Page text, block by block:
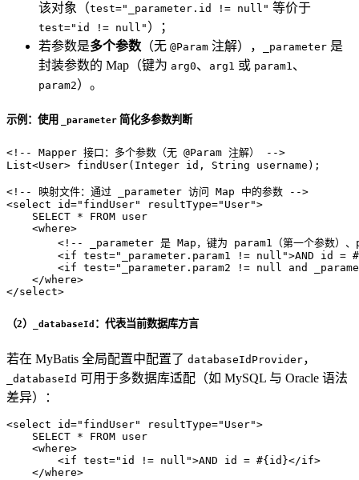
该对象（test="_parameter.id != null" 等价于
test="id != null" ）；
若参数是多个参数 （无 @Param 注解）， _parameter 是
封装参数的 Map（键为 arg0、 arg1 或 param1、
param2 ）。
示例：使用 _parameter 简化多参数判断
<!-- Mapper 接口：多个参数（无 @Param 注解） -->
List<User> findUser(Integer id, String username);
<!-- 映射文件：通过 _parameter 访问 Map 中的参数 -->
<select id="findUser" resultType="User">
    SELECT * FROM user
<where>
<!-- _parameter 是 Map，键为 param1（第一个参数）、
<if test="_parameter.param1 != null">AND id =
<if test="_parameter.param2 != null and
</where>
</select>
（2） _databaseId ：代表当前数据库方言
若在 MyBatis 全局配置中配置了 databaseIdProvider，
_databaseId 可用于多数据库适配（如 MySQL 与 Oracle 语法
差异）：
<select id="findUser" resultType="User">
    SELECT * FROM user
<where>
<if test="id != null">AND id = #{id}</if>
</where>